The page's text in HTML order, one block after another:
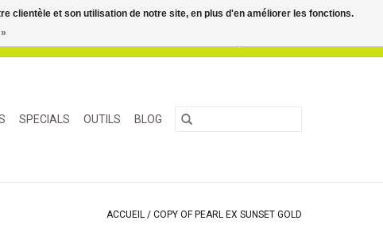
SPECIALS OUTILS BLOG
ACCUEIL / COPY OF PEARL EX SUNSET GOLD
clientèle et son utilisation de notre site, en plus d'en améliorer les fonctions.